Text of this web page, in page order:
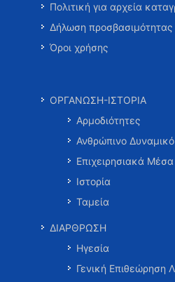
Πολιτική για αρχεία
Δήλωση προσβασιμότητας
Όροι χρήσης
ΟΡΓΑΝΩΣΗ-ΙΣΤΟΡΙΑ
Αρμοδιότητες
Ανθρώπινο Δυναμικό
Επιχειρησιακά Μέσα
Ιστορία
Ταμεία
ΔΙΑΡΘΡΩΣΗ
Ηγεσία
Γενική Επιθεώρηση